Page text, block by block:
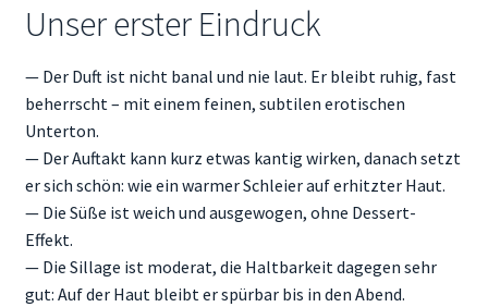
Unser erster Eindruck
— Der Duft ist nicht banal und nie laut. Er bleibt ruhig, fast
beherrscht – mit einem feinen, subtilen erotischen
Unterton.
— Der Auftakt kann kurz etwas kantig wirken, danach setzt
er sich schön: wie ein warmer Schleier auf erhitzter Haut.
— Die Süße ist weich und ausgewogen, ohne Dessert-
Effekt.
— Die Sillage ist moderat, die Haltbarkeit dagegen sehr
gut: Auf der Haut bleibt er spürbar bis in den Abend.